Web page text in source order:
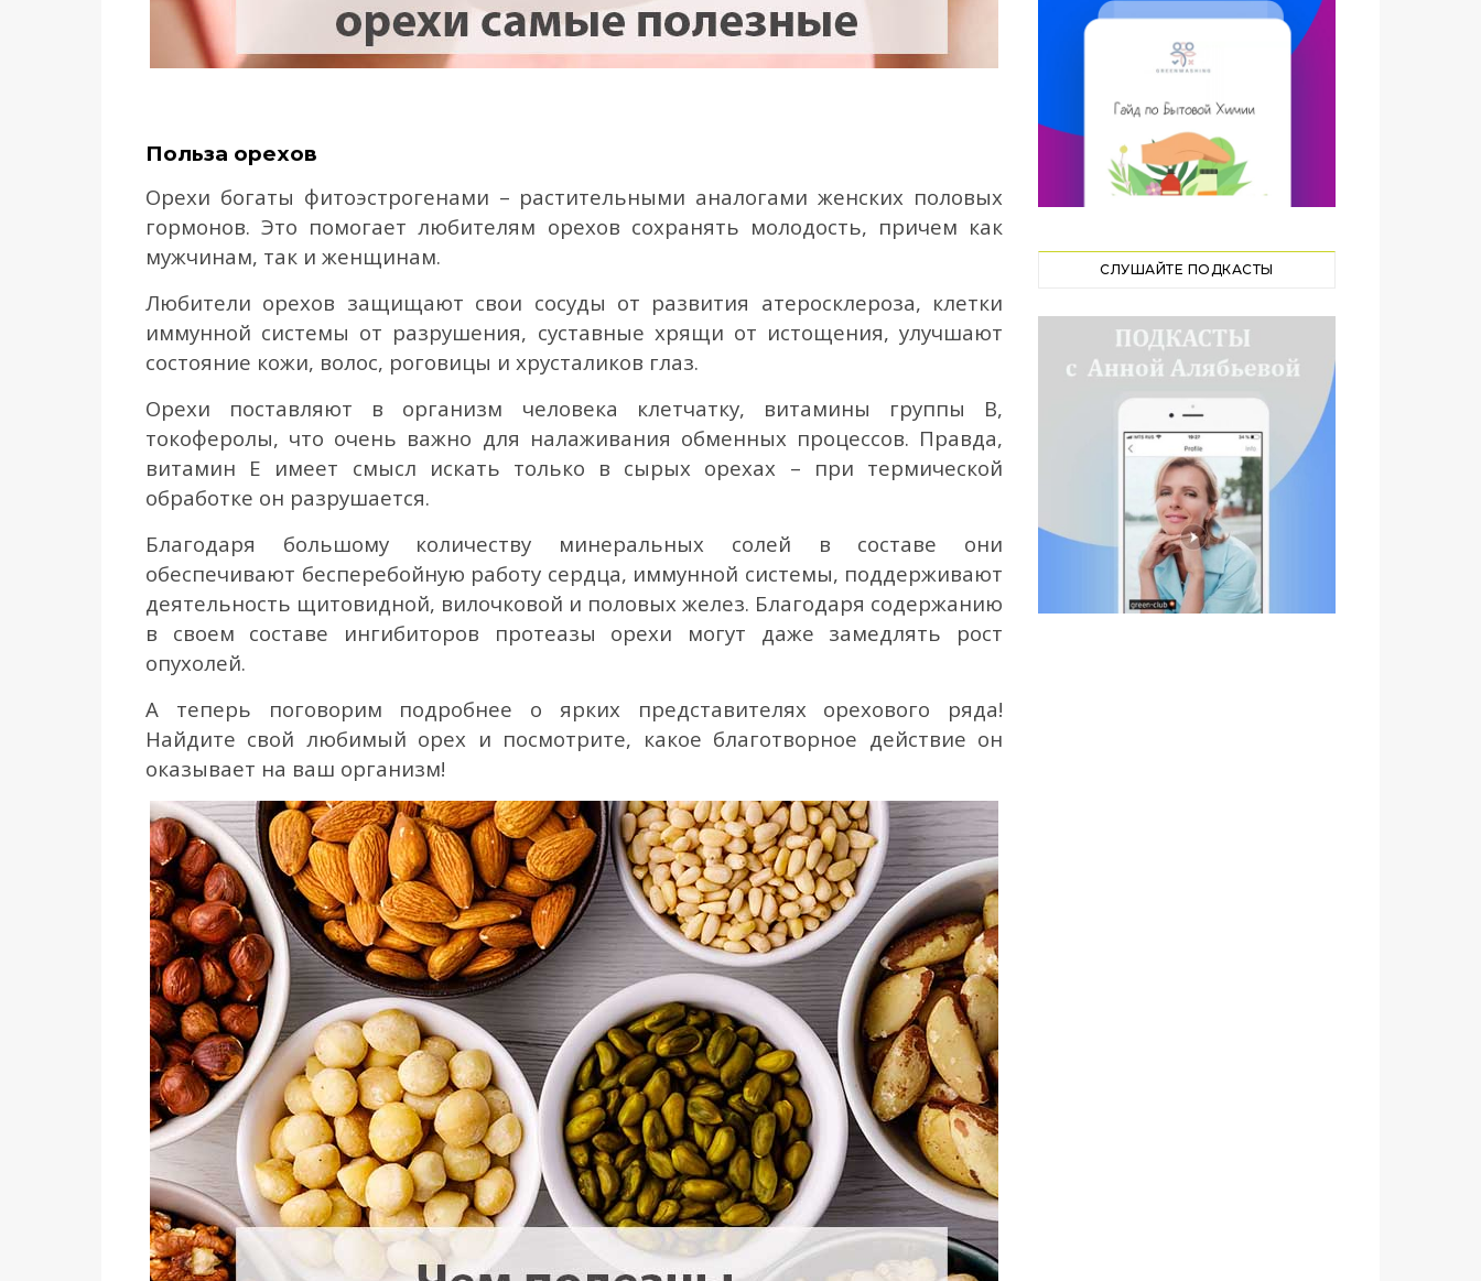
Польза орехов
Орехи богаты фитоэстрогенами – растительными аналогами женских половых
гормонов. Это помогает любителям орехов сохранять молодость, причем как
мужчинам, так и женщинам.
Любители орехов защищают свои сосуды от развития атеросклероза, клетки
иммунной системы от разрушения, суставные хрящи от истощения, улучшают
состояние кожи, волос, роговицы и хрусталиков глаз.
Орехи поставляют в организм человека клетчатку, витамины группы В,
токоферолы, что очень важно для налаживания обменных процессов. Правда,
витамин Е имеет смысл искать только в сырых орехах – при термической
обработке он разрушается.
Благодаря большому количеству минеральных солей в составе они
обеспечивают бесперебойную работу сердца, иммунной системы, поддерживают
деятельность щитовидной, вилочковой и половых желез. Благодаря содержанию
в своем составе ингибиторов протеазы орехи могут даже замедлять рост
опухолей.
А теперь поговорим подробнее о ярких представителях орехового ряда!
Найдите свой любимый орех и посмотрите, какое благотворное действие он
оказывает на ваш организм!
СЛУШАЙТЕ ПОДКАСТЫ